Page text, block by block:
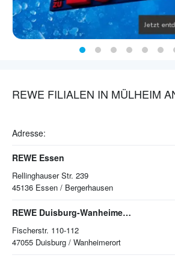
REWE FILIALEN IN MÜLHEIM
Adresse:
REWE Essen
Rellinghauser Str. 239
45136 Essen / Bergerhausen
REWE Duisburg-Wanheimerort
Fischerstr. 110-112
47055 Duisburg / Wanheimerort